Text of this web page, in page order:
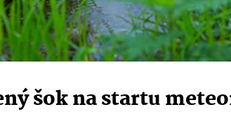
šok na startu